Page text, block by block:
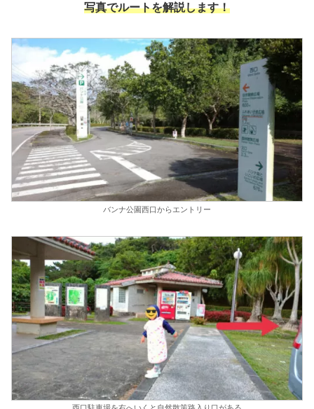
写真でルートを解説します！
バンナ公園西口からエントリー